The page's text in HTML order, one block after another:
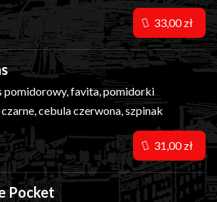
pomidorowy, favita, pomidorki
cebula czerwona, szpinak
Pocket